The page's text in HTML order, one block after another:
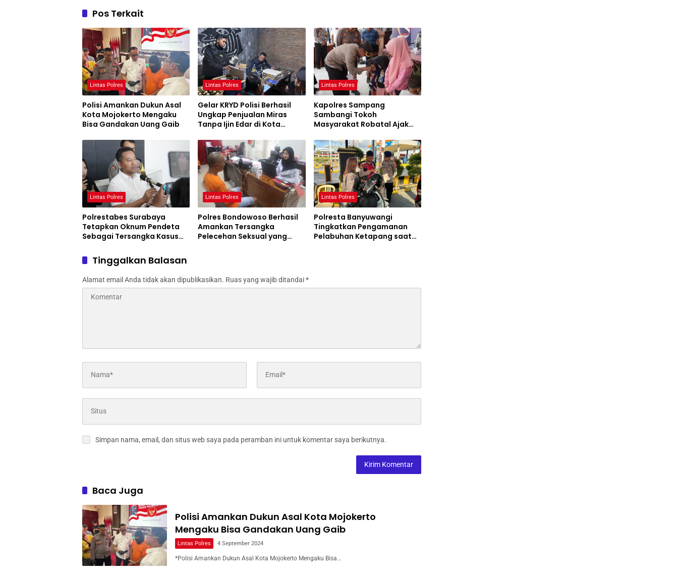
Pos Terkait
Lintas Polres
Polisi Amankan Dukun Asal
Kota Mojokerto Mengaku
Bisa Gandakan Uang Gaib
Lintas Polres
Gelar KRYD Polisi Berhasil
Ungkap Penjualan Miras
Tanpa Ijin Edar di Kota
Lintas Polres
Kapolres Sampang
Sambangi Tokoh
Masyarakat Robatal Ajak
Sejuk dan Damai
Lintas Polres
Polrestabes Surabaya
Tetapkan Oknum Pendeta
Sebagai Tersangka Kasus
Lintas Polres
Polres Bondowoso Berhasil
Amankan Tersangka
Pelecehan Seksual yang
Lintas Polres
Polresta Banyuwangi
Tingkatkan Pengamanan
Pelabuhan Ketapang saat
Tinggalkan Balasan
Alamat email Anda tidak akan dipublikasikan. Ruas yang wajib ditandai*
Simpan nama, email, dan situs web saya pada peramban ini untuk komentar saya berikutnya.
Baca Juga
Polisi Amankan Dukun Asal Kota Mojokerto
Mengaku Bisa Gandakan Uang Gaib
Lintas Polres 4 September 2024
*Polisi Amankan Dukun Asal Kota Mojokerto Mengaku Bisa…